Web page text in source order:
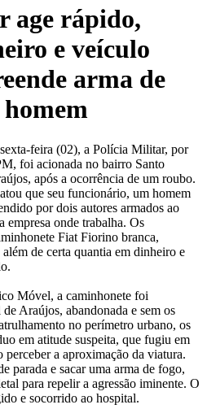
age rápido,
e veículo
arma de
feira (02), a Polícia Militar, por
foi acionada no bairro Santo
após a ocorrência de um roubo.
que seu funcionário, um homem
por dois autores armados ao
empresa onde trabalha. Os
Fiat Fiorino branca,
além de certa quantia em dinheiro e
Móvel, a caminhonete foi
Araújos, abandonada e sem os
no perímetro urbano, os
em atitude suspeita, que fugiu em
perceber a aproximação da viatura.
parada e sacar uma arma de fogo,
para repelir a agressão iminente. O
e socorrido ao hospital.